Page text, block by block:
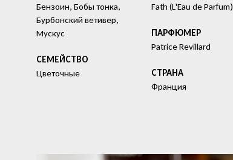
Бензоин, Бобы тонка,
Бурбонский ветивер,
Мускус
СЕМЕЙСТВО
Цветочные
Fath (L'Eau de Parfum)
ПАРФЮМЕР
Patrice Revillard
СТРАНА
Франция